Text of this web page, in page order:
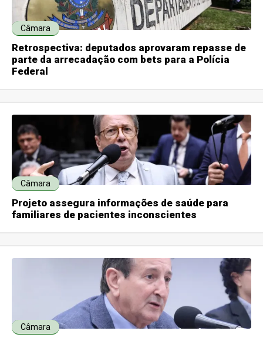
Câmara
Retrospectiva: deputados aprovaram repasse de
parte da arrecadação com bets para a Polícia
Federal
Câmara
Projeto assegura informações de saúde para
familiares de pacientes inconscientes
Câmara